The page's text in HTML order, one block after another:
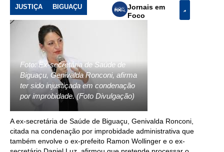
JUSTIÇA BIGUAÇU
Jornais em
Foco
Foto: Ex-secretária de Saúde de
Biguaçu, Genivalda Ronconi, afirma
ter sido injustiçada em condenação
por improbidade. (Foto Divulgação)
A ex-secretária de Saúde de Biguaçu, Genivalda Ronconi,
citada na condenação por improbidade administrativa que
também envolve o ex-prefeito Ramon Wollinger e o ex-